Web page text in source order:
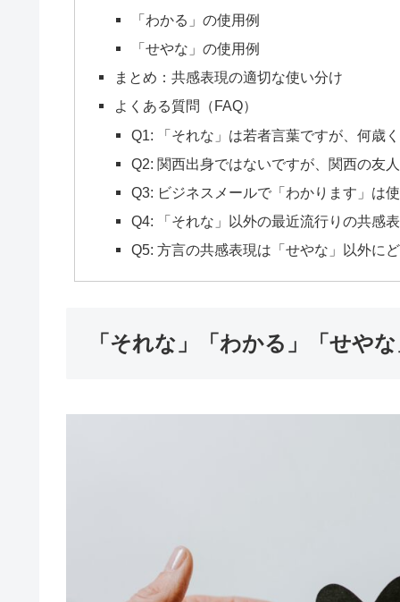
「わかる」の使用例
「せやな」の使用例
まとめ：共感表現の適切な使い分け
よくある質問（FAQ）
Q1: 「それな」は若者言葉ですが、何歳
Q2: 関西出身ではないですが、関西の友
Q3: ビジネスメールで「わかります」は
Q4: 「それな」以外の最近流行りの共感
Q5: 方言の共感表現は「せやな」以外に
「それな」「わかる」「せや